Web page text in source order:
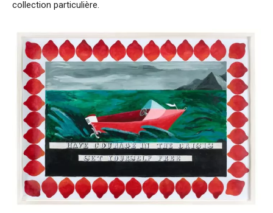
collection particulière.